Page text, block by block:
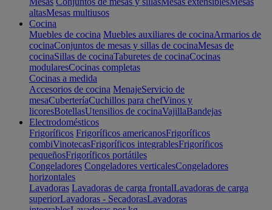
altasMesas multiusos
Cocina
Muebles de cocina Muebles auxiliares de cocinaArmarios de
cocinaConjuntos de mesas y sillas de cocinaMesas de
cocinaSillas de cocinaTaburetes de cocinaCocinas
modularesCocinas completas
Cocinas a medida
Accesorios de cocina MenajeServicio de
mesaCuberteríaCuchillos para chefVinos y
licoresBotellasUtensilios de cocinaVajillaBandejas
Electrodomésticos
Frigoríficos Frigoríficos americanosFrigoríficos
combiVinotecasFrigoríficos integrablesFrigoríficos
pequeñosFrigoríficos portátiles
Congeladores Congeladores verticalesCongeladores
horizontales
Lavadoras Lavadoras de carga frontalLavadoras de carga
superiorLavadoras - SecadorasLavadoras